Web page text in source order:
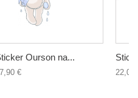
Ourson na...
€ 22,00